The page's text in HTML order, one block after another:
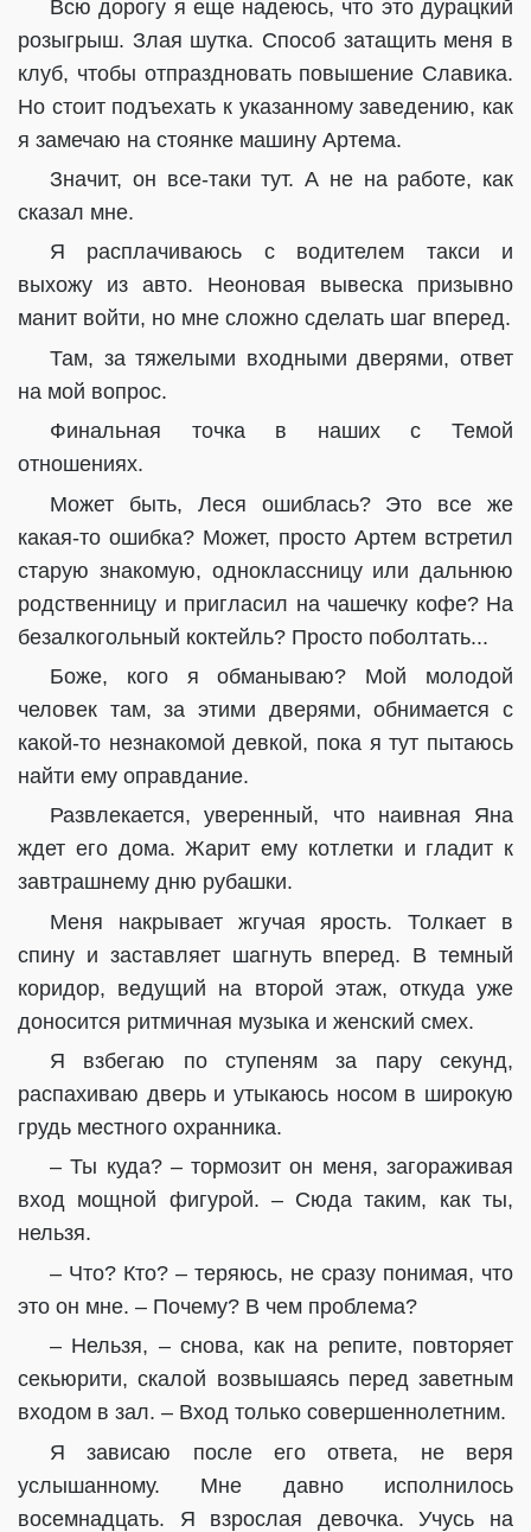
Всю дорогу я еще надеюсь, что это дурацкий
розыгрыш. Злая шутка. Способ затащить меня в
клуб, чтобы отпраздновать повышение Славика.
Но стоит подъехать к указанному заведению, как
я замечаю на стоянке машину Артема.
Значит, он все-таки тут. А не на работе, как
сказал мне.
Я расплачиваюсь с водителем такси и
выхожу из авто. Неоновая вывеска призывно
манит войти, но мне сложно сделать шаг вперед.
Там, за тяжелыми входными дверями, ответ
на мой вопрос.
Финальная точка в наших с Темой
отношениях.
Может быть, Леся ошиблась? Это все же
какая-то ошибка? Может, просто Артем встретил
старую знакомую, одноклассницу или дальнюю
родственницу и пригласил на чашечку кофе? На
безалкогольный коктейль? Просто поболтать...
Боже, кого я обманываю? Мой молодой
человек там, за этими дверями, обнимается с
какой-то незнакомой девкой, пока я тут пытаюсь
найти ему оправдание.
Развлекается, уверенный, что наивная Яна
ждет его дома. Жарит ему котлетки и гладит к
завтрашнему дню рубашки.
Меня накрывает жгучая ярость. Толкает в
спину и заставляет шагнуть вперед. В темный
коридор, ведущий на второй этаж, откуда уже
доносится ритмичная музыка и женский смех.
Я взбегаю по ступеням за пару секунд,
распахиваю дверь и утыкаюсь носом в широкую
грудь местного охранника.
– Ты куда? – тормозит он меня, загораживая
вход мощной фигурой. – Сюда таким, как ты,
нельзя.
– Что? Кто? – теряюсь, не сразу понимая, что
это он мне. – Почему? В чем проблема?
– Нельзя, – снова, как на репите, повторяет
секьюрити, скалой возвышаясь перед заветным
входом в зал. – Вход только совершеннолетним.
Я зависаю после его ответа, не веря
услышанному. Мне давно исполнилось
восемнадцать. Я взрослая девочка. Учусь на